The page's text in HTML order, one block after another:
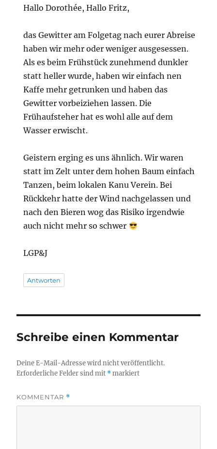
Hallo Dorothée, Hallo Fritz,
das Gewitter am Folgetag nach eurer Abreise
haben wir mehr oder weniger ausgesessen.
Als es beim Frühstück zunehmend dunkler
statt heller wurde, haben wir einfach nen
Kaffe mehr getrunken und haben das
Gewitter vorbeiziehen lassen. Die
Frühaufsteher hat es wohl alle auf dem
Wasser erwischt.
Geistern erging es uns ähnlich. Wir waren
statt im Zelt unter dem hohen Baum einfach
Tanzen, beim lokalen Kanu Verein. Bei
Rückkehr hatte der Wind nachgelassen und
nach den Bieren wog das Risiko irgendwie
auch nicht mehr so schwer
LGP&J
Antworten
Schreibe einen Kommentar
Deine E-Mail-Adresse wird nicht veröffentlicht.
Erforderliche Felder sind mit *markiert
KOMMENTAR *